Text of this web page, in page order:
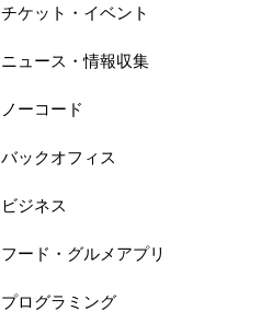
チケット・イベント
ニュース・情報収集
ノーコード
バックオフィス
ビジネス
フード・グルメアプリ
プログラミング